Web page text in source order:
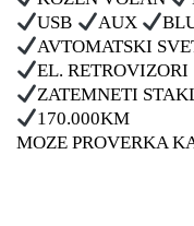
USB
AUX
AVTOMATSKI
EL. RETROVIZORI
ZATEMNETI
170.000KM
MOZE PROVERKA